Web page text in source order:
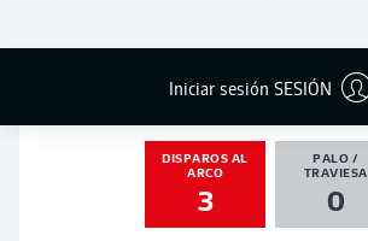
Iniciar sesión SESIÓN
DISPAROS AL
ARCO
3
PALO /
TRAVIESA
0